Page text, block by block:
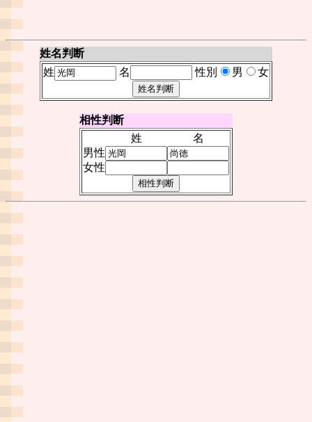
姓名判断
姓
名 性別 男 女
相性判断
姓
名
男性
女性